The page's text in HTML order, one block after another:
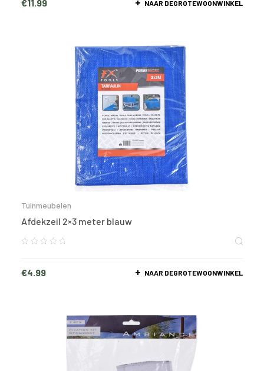
€11.99 NAAR DEGROTEWOONWINKEL
Tuinmeubelen
Afdekzeil 2×3 meter blauw
€4.99 NAAR DEGROTEWOONWINKEL